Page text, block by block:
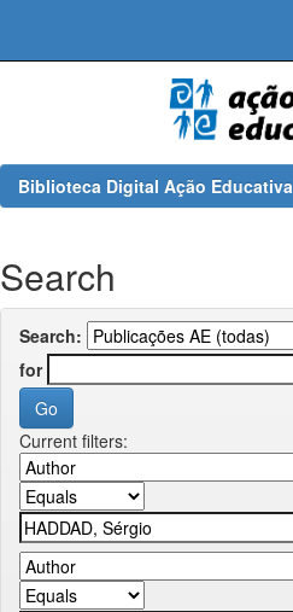
Biblioteca Digital Ação Educativa
Search
Search:
for
Current filters: